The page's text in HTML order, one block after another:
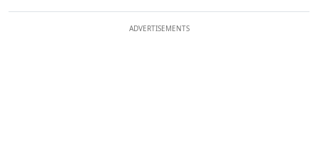
ADVERTISEMENTS